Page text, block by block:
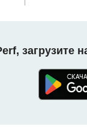
загрузите